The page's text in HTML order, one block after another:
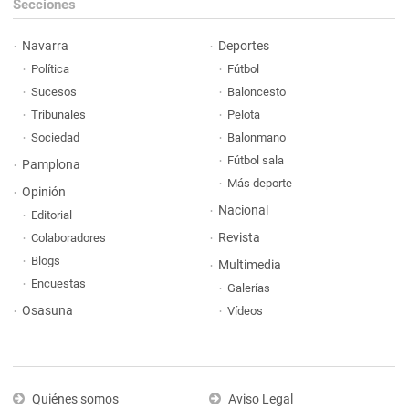
Secciones
Navarra
Política
Sucesos
Tribunales
Sociedad
Pamplona
Opinión
Editorial
Colaboradores
Blogs
Encuestas
Osasuna
Deportes
Fútbol
Baloncesto
Pelota
Balonmano
Fútbol sala
Más deporte
Nacional
Revista
Multimedia
Galerías
Vídeos
Quiénes somos Aviso Legal